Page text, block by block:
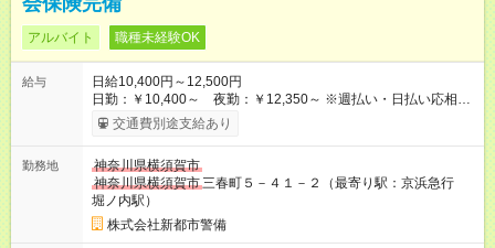
アルバイト 職種未経験OK
給与
日給10,400円～12,500円
日勤：￥10,400～ 夜勤：￥12,350～ ※週払い・日払い応相談
【試用期間】試用期間なし
交通費別途支給あり
勤務地
神奈川県横須賀市
神奈川県横須賀市三春町５－４１－２（最寄り駅：京浜急行
堀ノ内駅）
株式会社新都市警備